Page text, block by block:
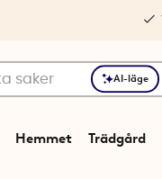
AI-läge
Hemmet Trädgård